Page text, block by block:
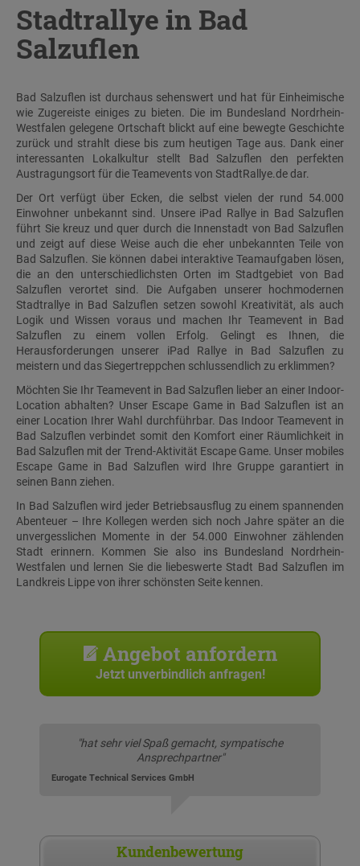
Stadtrallye in Bad
Salzuflen
Bad Salzuflen ist durchaus sehenswert und hat für Einheimische
wie Zugereiste einiges zu bieten. Die im Bundesland Nordrhein-
Westfalen gelegene Ortschaft blickt auf eine bewegte Geschichte
zurück und strahlt diese bis zum heutigen Tage aus. Dank einer
interessanten Lokalkultur stellt Bad Salzuflen den perfekten
Austragungsort für die Teamevents von StadtRallye.de dar.
Der Ort verfügt über Ecken, die selbst vielen der rund 54.000
Einwohner unbekannt sind. Unsere iPad Rallye in Bad Salzuflen
führt Sie kreuz und quer durch die Innenstadt von Bad Salzuflen
und zeigt auf diese Weise auch die eher unbekannten Teile von
Bad Salzuflen. Sie können dabei interaktive Teamaufgaben lösen,
die an den unterschiedlichsten Orten im Stadtgebiet von Bad
Salzuflen verortet sind. Die Aufgaben unserer hochmodernen
Stadtrallye in Bad Salzuflen setzen sowohl Kreativität, als auch
Logik und Wissen voraus und machen Ihr Teamevent in Bad
Salzuflen zu einem vollen Erfolg. Gelingt es Ihnen, die
Herausforderungen unserer iPad Rallye in Bad Salzuflen zu
meistern und das Siegertreppchen schlussendlich zu erklimmen?
Möchten Sie Ihr Teamevent in Bad Salzuflen lieber an einer Indoor-
Location abhalten? Unser Escape Game in Bad Salzuflen ist an
einer Location Ihrer Wahl durchführbar. Das Indoor Teamevent in
Bad Salzuflen verbindet somit den Komfort einer Räumlichkeit in
Bad Salzuflen mit der Trend-Aktivität Escape Game. Unser mobiles
Escape Game in Bad Salzuflen wird Ihre Gruppe garantiert in
seinen Bann ziehen.
In Bad Salzuflen wird jeder Betriebsausflug zu einem spannenden
Abenteuer – Ihre Kollegen werden sich noch Jahre später an die
unvergesslichen Momente in der 54.000 Einwohner zählenden
Stadt erinnern. Kommen Sie also ins Bundesland Nordrhein-
Westfalen und lernen Sie die liebeswerte Stadt Bad Salzuflen im
Landkreis Lippe von ihrer schönsten Seite kennen.
Angebot anfordern
Jetzt unverbindlich anfragen!
"hat sehr viel Spaß gemacht, sympatische
Ansprechpartner"
Eurogate Technical Services GmbH
Kundenbewertung